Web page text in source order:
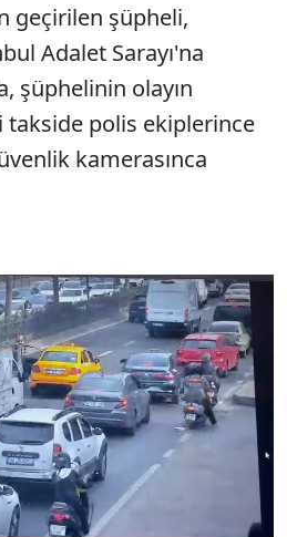
geçirilen şüpheli,
Adalet Sarayı'na
şüphelinin olayın
takside polis ekiplerince
kamerasınca